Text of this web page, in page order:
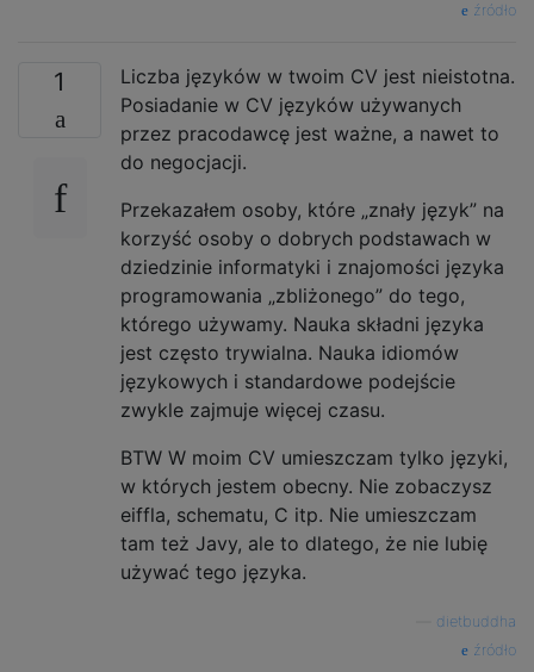
źródło
1
Liczba języków w twoim CV jest nieistotna.
Posiadanie w CV języków używanych
przez pracodawcę jest ważne, a nawet to
do negocjacji.
Przekazałem osoby, które „znały język” na
korzyść osoby o dobrych podstawach w
dziedzinie informatyki i znajomości języka
programowania „zbliżonego” do tego,
którego używamy. Nauka składni języka
jest często trywialna. Nauka idiomów
językowych i standardowe podejście
zwykle zajmuje więcej czasu.
BTW W moim CV umieszczam tylko języki,
w których jestem obecny. Nie zobaczysz
eiffla, schematu, C itp. Nie umieszczam
tam też Javy, ale to dlatego, że nie lubię
używać tego języka.
dietbuddha
źródło